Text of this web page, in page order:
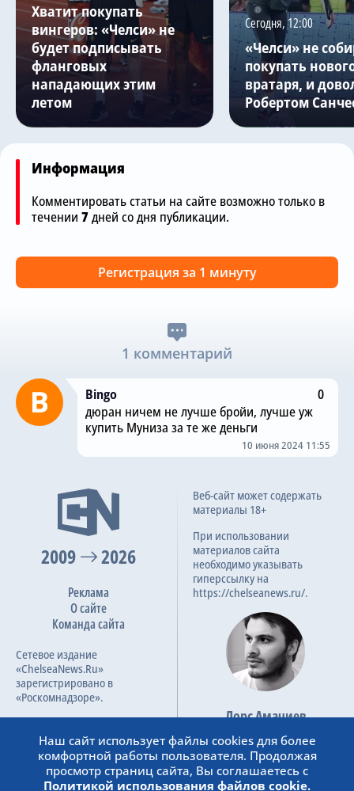
Хватит покупать
вингеров: «Челси» не
будет подписывать
фланговых
нападающих этим
летом
Сегодня, 12:00
«Челси» не
покупать
вратаря, и
Робертом
Информация
Комментировать статьи на сайте возможно только в
течении 7дней со дня публикации.
Регистрация за 1 минуту
1 комментарий
Bingo
0
дюран ничем не лучше бройи, лучше уж
купить Муниза за те же деньги
10 июня 2024 11:55
2009 2026
Реклама
О сайте
Команда сайта
Сетевое издание
«ChelseaNews.Ru»
зарегистрировано в
«Роскомнадзоре».
ФС 77 – 87138.
Веб-сайт может содержать
материалы 18+
При использовании
материалов сайта
необходимо указывать
гиперссылку на
https://chelseanews.ru/.
Лорс Амачиев
Основатель сайта
admin@chelseanews.ru
https://www.linkedin.com/
Наш сайт использует файлы cookies для более
комфортной работы пользователя. Продолжая
просмотр страниц сайта, Вы соглашаетесь с
Политикой использования файлов cookie.